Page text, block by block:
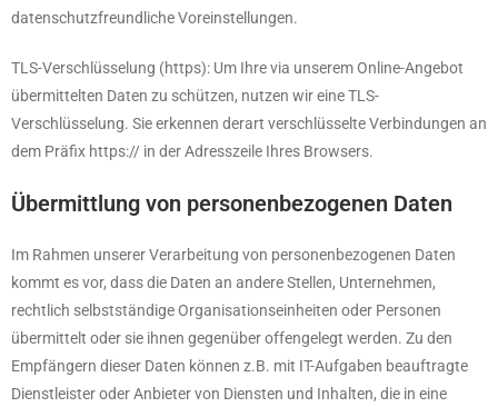
datenschutzfreundliche Voreinstellungen.
TLS-Verschlüsselung (https): Um Ihre via unserem Online-Angebot
übermittelten Daten zu schützen, nutzen wir eine TLS-
Verschlüsselung. Sie erkennen derart verschlüsselte Verbindungen an
dem Präfix https:// in der Adresszeile Ihres Browsers.
Übermittlung von personenbezogenen Daten
Im Rahmen unserer Verarbeitung von personenbezogenen Daten
kommt es vor, dass die Daten an andere Stellen, Unternehmen,
rechtlich selbstständige Organisationseinheiten oder Personen
übermittelt oder sie ihnen gegenüber offengelegt werden. Zu den
Empfängern dieser Daten können z.B. mit IT-Aufgaben beauftragte
Dienstleister oder Anbieter von Diensten und Inhalten, die in eine